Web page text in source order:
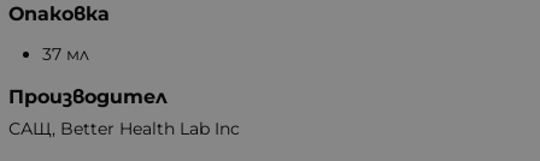
Опаковка
37 мл
Производител
САЩ, Better Health Lab Inc